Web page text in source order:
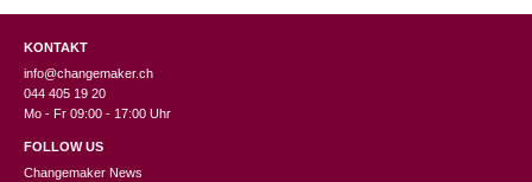
KONTAKT
info@changemaker.ch
044 405 19 20
Mo - Fr 09:00 - 17:00 Uhr
FOLLOW US
Changemaker News